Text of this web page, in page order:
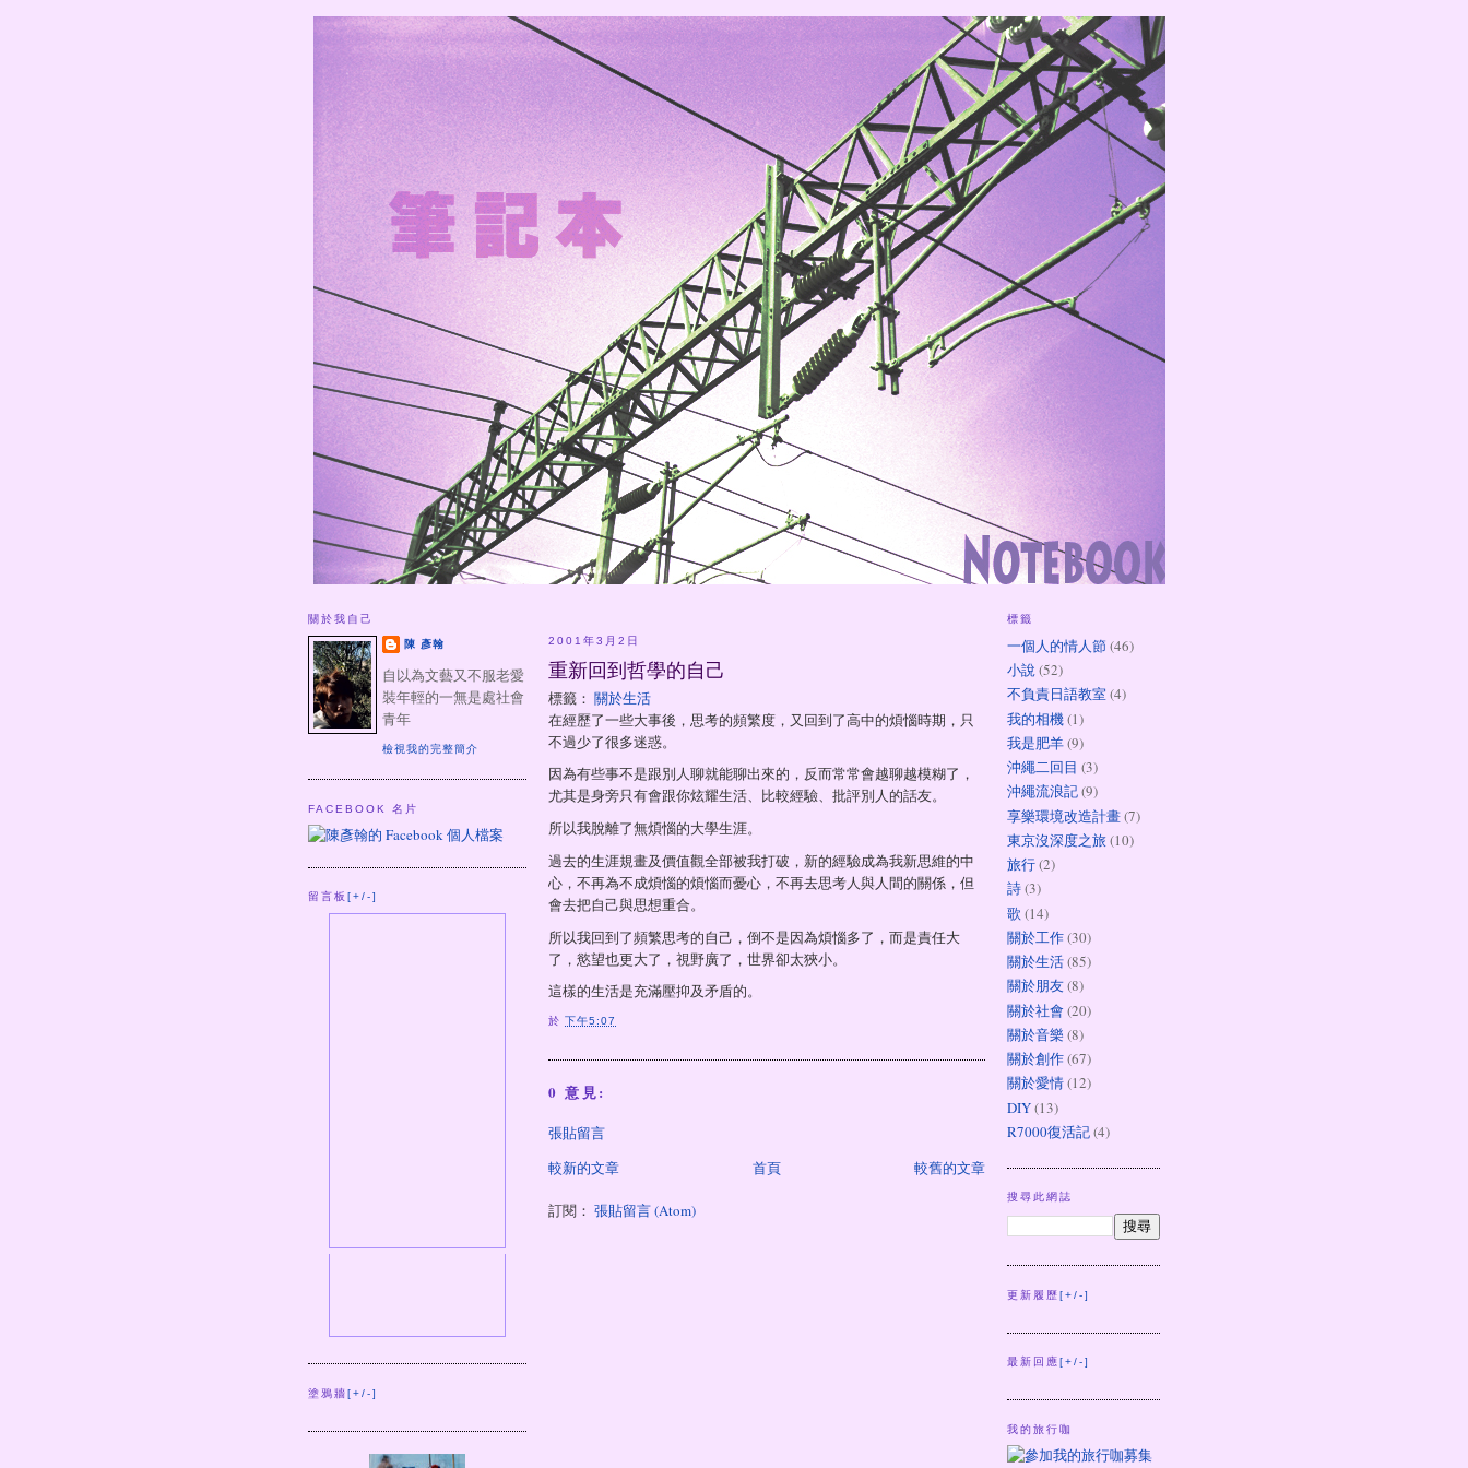
關於我自己
陳 彥翰
自以為文藝又不服老愛
裝年輕的一無是處社會
青年
檢視我的完整簡介
FACEBOOK 名片
留言板 [+/-]
塗鴉牆[+/-]
2001年3月2日
重新回到哲學的自己
標籤： 關於生活
在經歷了一些大事後，思考的頻繁度，又回到了高中的煩惱時期，只
不過少了很多迷惑。
因為有些事不是跟別人聊就能聊出來的，反而常常會越聊越模糊了，
尤其是身旁只有會跟你炫耀生活、比較經驗、批評別人的話友。
所以我脫離了無煩惱的大學生涯。
過去的生涯規畫及價值觀全部被我打破，新的經驗成為我新思維的中
心，不再為不成煩惱的煩惱而憂心，不再去思考人與人間的關係，但
會去把自己與思想重合。
所以我回到了頻繁思考的自己，倒不是因為煩惱多了，而是責任大
了，慾望也更大了，視野廣了，世界卻太狹小。
這樣的生活是充滿壓抑及矛盾的。
於下午5:07
0 意見:
張貼留言
較新的文章
較舊的文章
首頁
訂閱： 張貼留言 (Atom)
標籤
一個人的情人節 (46)
小說(52)
不負責日語教室 (4)
我的相機(1)
我是肥羊(9)
沖繩二回目 (3)
沖繩流浪記(9)
享樂環境改造計畫(7)
東京沒深度之旅(10)
旅行(2)
詩(3)
歌 (14)
關於工作(30)
關於生活(85)
關於朋友(8)
關於社會(20)
關於音樂(8)
關於創作(67)
關於愛情(12)
DIY(13)
R7000復活記(4)
搜尋此網誌
更新履歷[+/-]
最新回應[+/-]
我的旅行咖